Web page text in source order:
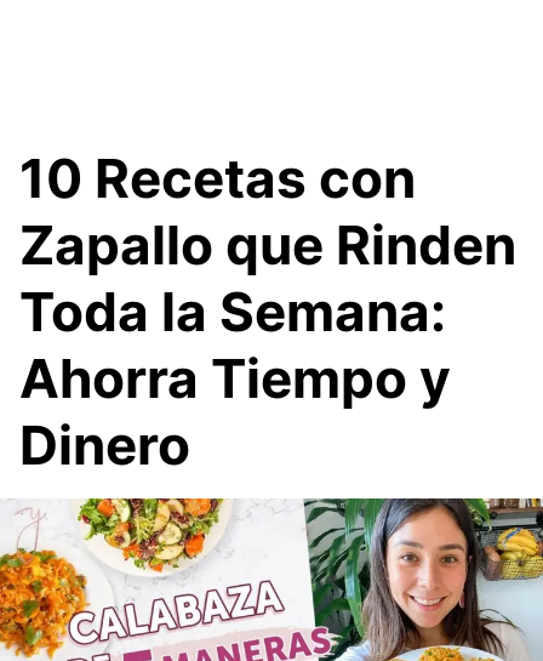
10 Recetas con
Zapallo que Rinden
Toda la Semana:
Ahorra Tiempo y
Dinero